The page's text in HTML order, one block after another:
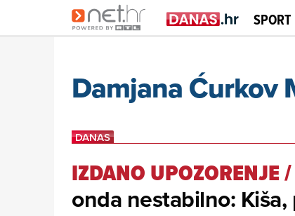
SPORT
Damjana Ćurkov
IZDANO UPOZORENJE/
onda nestabilno: